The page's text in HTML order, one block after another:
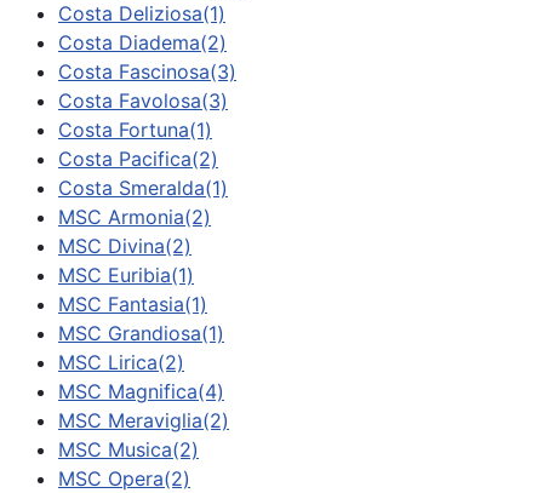
Costa Deliziosa(1)
Costa Diadema(2)
Costa Fascinosa(3)
Costa Favolosa(3)
Costa Fortuna(1)
Costa Pacifica(2)
Costa Smeralda(1)
MSC Armonia(2)
MSC Divina(2)
MSC Euribia(1)
MSC Fantasia(1)
MSC Grandiosa(1)
MSC Lirica(2)
MSC Magnifica(4)
MSC Meraviglia(2)
MSC Musica(2)
MSC Opera(2)